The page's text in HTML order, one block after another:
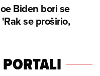
Biden bori se
se proširio,